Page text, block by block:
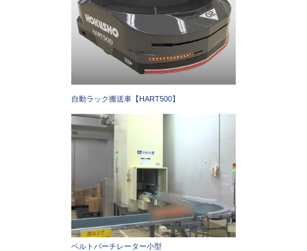
自動ラック搬送車【HART500】
ベルトバーチレーター小型